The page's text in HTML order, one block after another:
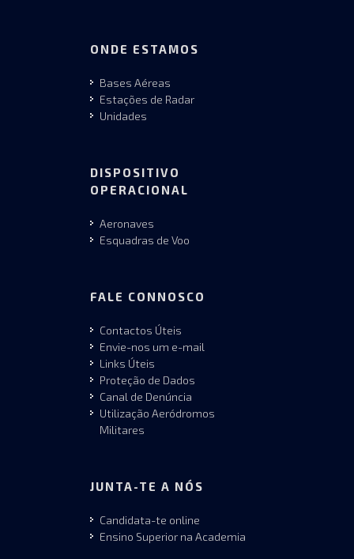
ONDE ESTAMOS
Bases Aéreas
Estações de Radar
Unidades
DISPOSITIVO
OPERACIONAL
Aeronaves
Esquadras de Voo
FALE CONNOSCO
Contactos Úteis
Envie-nos um e-mail
Links Úteis
Proteção de Dados
Canal de Denúncia
Utilização Aeródromos
Militares
JUNTA-TE A NÓS
Candidata-te online
Ensino Superior na Academia